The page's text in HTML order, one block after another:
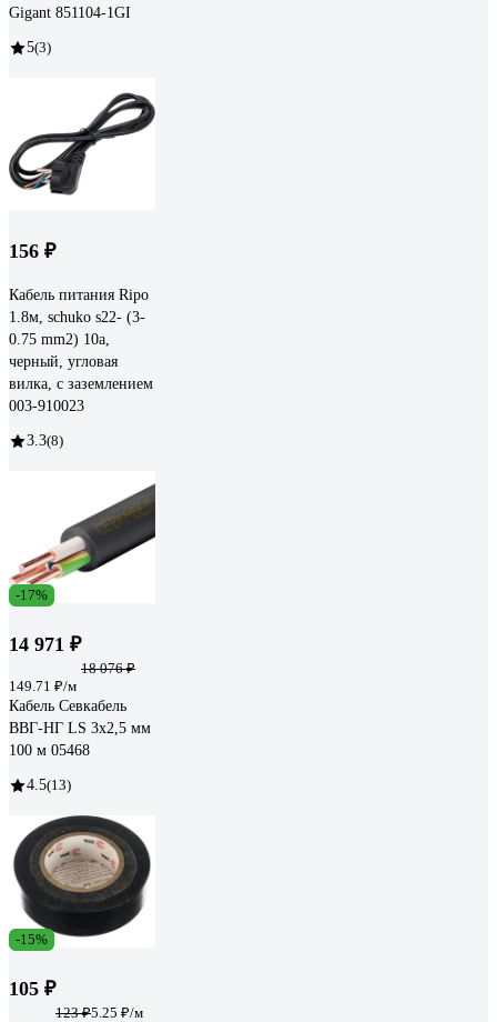
Gigant 851104-1GI
5(3)
156 ₽
Кабель питания Ripo
1.8м, schuko s22- (3-
0.75 mm2) 10a,
черный, угловая
вилка, с заземлением
003-910023
3.3(8)
-17%
14 971 ₽
18 076 ₽
149.71 ₽/м
Кабель Севкабель
ВВГ-НГ LS 3х2,5 мм
100 м 05468
4.5(13)
-15%
105 ₽
123 ₽5.25 ₽/м